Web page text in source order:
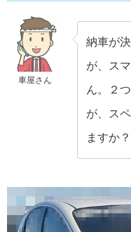
車屋さん
納車が
が、ス
ん。２
が、ス
ますか？